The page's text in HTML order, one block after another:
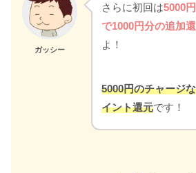
ガッシー
さらに初回は5000
で1000円分の追加
よ！
5000円のチャージ
イント還元です！